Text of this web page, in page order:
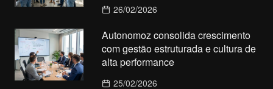
26/02/2026
Autonomoz consolida crescimento
com gestão estruturada e cultura de
alta performance
25/02/2026